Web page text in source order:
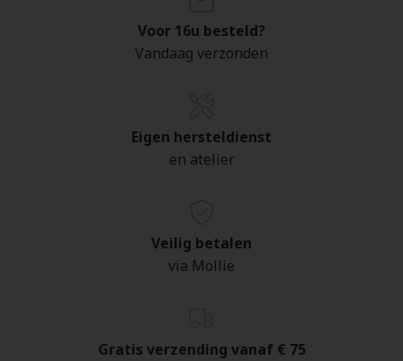
Voor 16u besteld?
Vandaag verzonden
Eigen hersteldienst
en atelier
Veilig betalen
via Mollie
Gratis verzending vanaf € 75